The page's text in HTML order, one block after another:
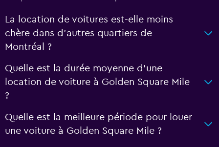
La location de voitures est-elle moins
chère dans d’autres quartiers de
Montréal ?
Quelle est la durée moyenne d’une
location de voiture à Golden Square Mile
?
Quelle est la meilleure période pour louer
une voiture à Golden Square Mile ?